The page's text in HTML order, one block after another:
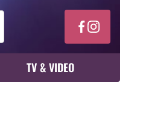
TV & VIDEO